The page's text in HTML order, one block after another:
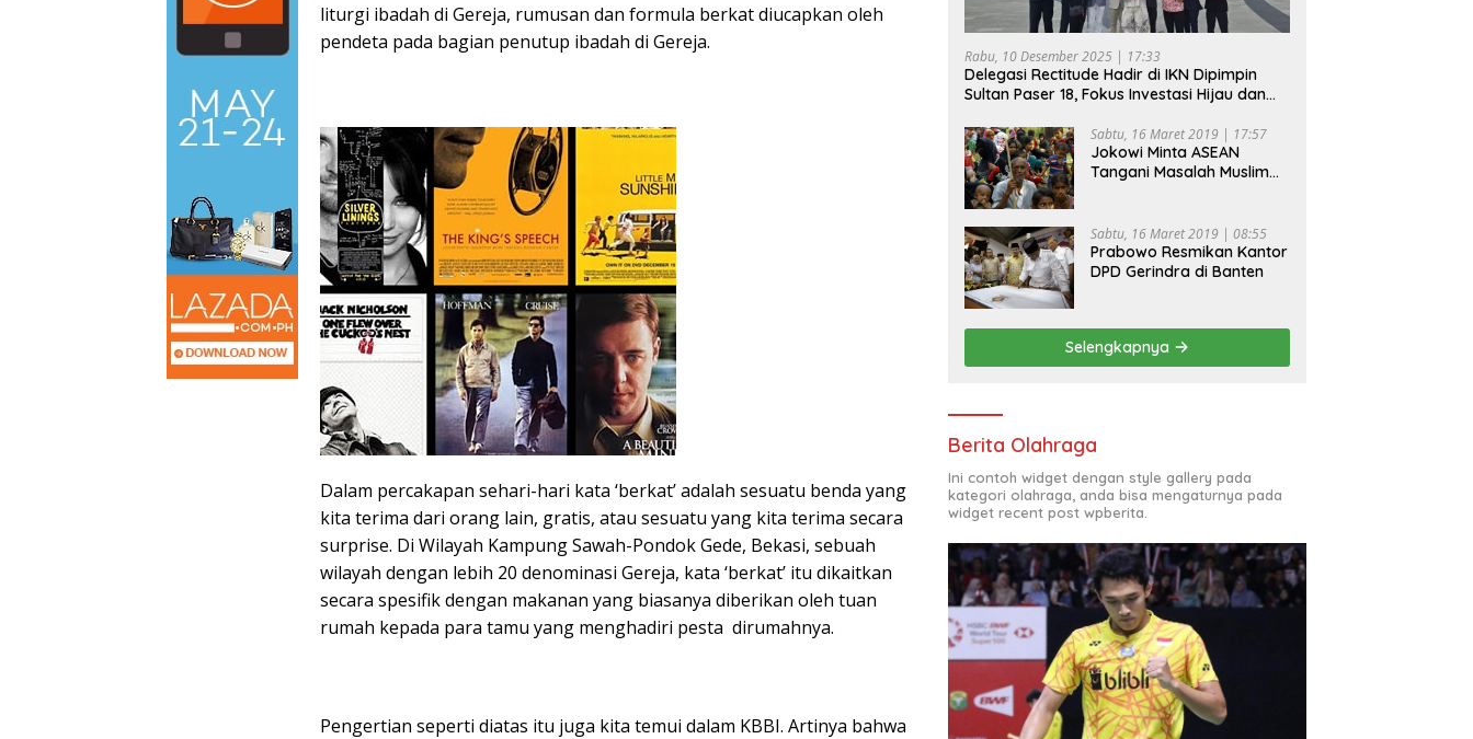
liturgi ibadah di Gereja, rumusan dan formula berkat diucapkan oleh
pendeta pada bagian penutup ibadah di Gereja.
Dalam percakapan sehari-hari kata ‘berkat’ adalah sesuatu benda yang
kita terima dari orang lain, gratis, atau sesuatu yang kita terima secara
surprise. Di Wilayah Kampung Sawah-Pondok Gede, Bekasi, sebuah
wilayah dengan lebih 20 denominasi Gereja, kata ‘berkat’ itu dikaitkan
secara spesifik dengan makanan yang biasanya diberikan oleh tuan
rumah kepada para tamu yang menghadiri pesta dirumahnya.
Pengertian seperti diatas itu juga kita temui dalam KBBI. Artinya bahwa
Rabu, 10 Desember 2025 | 17:33
Delegasi Rectitude Hadir di IKN Dipimpin
Sultan Paser 18, Fokus Investasi Hijau dan
Sabtu, 16 Maret 2019 | 17:57
Jokowi Minta ASEAN
Tangani Masalah Muslim
Sabtu, 16 Maret 2019 | 08:55
Prabowo Resmikan Kantor
DPD Gerindra di Banten
Selengkapnya
Berita Olahraga
Ini contoh widget dengan style gallery pada
kategori olahraga, anda bisa mengaturnya pada
widget recent post wpberita.